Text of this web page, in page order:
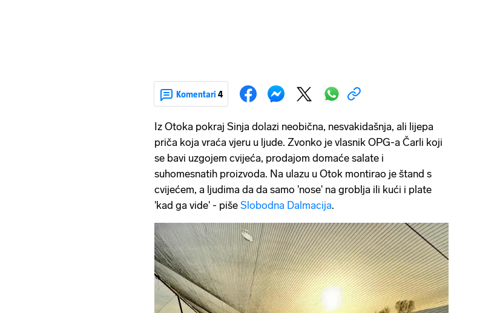
Komentari 4
Iz Otoka pokraj Sinja dolazi neobična, nesvakidašnja, ali lijepa
priča koja vraća vjeru u ljude. Zvonko je vlasnik OPG-a Čarli koji
se bavi uzgojem cvijeća, prodajom domaće salate i
suhomesnatih proizvoda. Na ulazu u Otok montirao je štand s
cvijećem, a ljudima da da samo 'nose' na groblja ili kući i plate
'kad ga vide' - piše Slobodna Dalmacija.